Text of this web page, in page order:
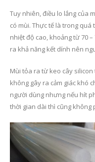
Tuy nhiên, điều lo lắng của
có mùi. Thực tế là trong
nhiệt độ cao, khoảng từ 70
ra khả năng kết dính nên
Mùi tỏa ra từ keo cây
không gây ra cảm giác khó
người dùng nhưng nếu hít
thời gian dài thì cũng không